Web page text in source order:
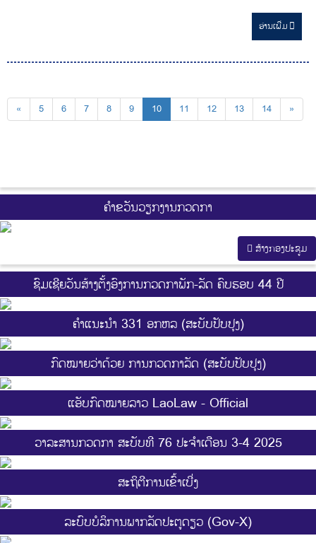
ອ່ານ​ເພີ່ມ
« 5 6 7 8 9 10 11 12 13 14 »
ຄຳຂວັນວຽກງານກວດກາ
ສ້າງກອງປະຊູມ
ຊົມເຊີຍວັນສ້າງຕັ້ງອົງການກວດກາພັກ-ລັດ ຄົບຮອບ 44 ປີ
ຄຳແນະນຳ 331 ອກຫລ (ສະບັບປັບປຸງ)
ກົດໝາຍວ່າດ້ວຍ ການກວດກາລັດ (ສະບັບປັບປຸງ)
ແອັບກົດໝາຍລາວ LaoLaw - Official
ວາລະສານກວດກາ ສະບັບທີ 76 ປະຈຳເດືອນ 3-4 2025
ສະ​ຖິ​ຕີການ​ເຂົ້າ​ເບີ່ງ
ລະບົບບໍລິການພາກລັດປະຕູດຽວ (Gov-X)